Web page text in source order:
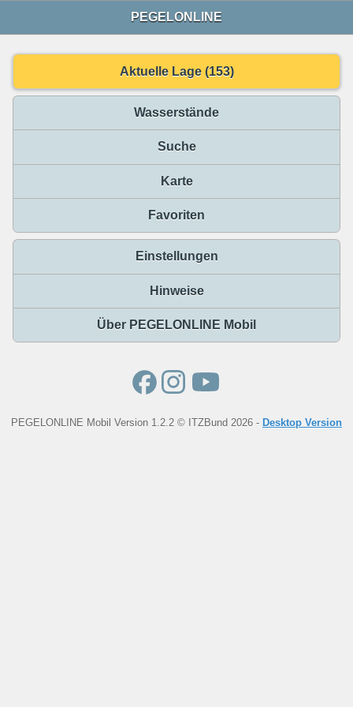
PEGELONLINE
Aktuelle Lage (153)
Wasserstände
Suche
Karte
Favoriten
Einstellungen
Hinweise
Über PEGELONLINE Mobil
PEGELONLINE Mobil Version 1.2.2 © ITZBund 2026 - Desktop Version